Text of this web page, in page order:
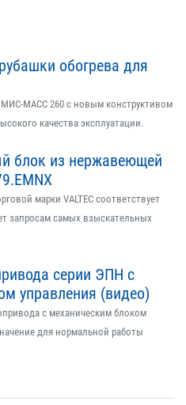
обогрева для
МАСС 260 с новым конструктивом
качества эксплуатации.
блок из нержавеющей
марки VALTEC соответствует
запросам самых взыскательных
серии ЭПН с
управления (видео)
с механическим блоком
для нормальной работы